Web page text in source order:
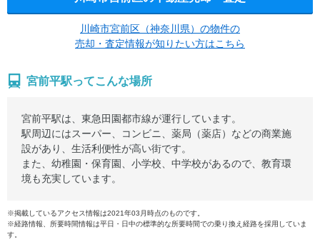
川崎市宮前区（神奈川県）の物件の
売却・査定情報が知りたい方はこちら
宮前平駅ってこんな場所
宮前平駅は、東急田園都市線が運行しています。
駅周辺にはスーパー、コンビニ、薬局（薬店）などの商業施
設があり、生活利便性が高い街です。
また、幼稚園・保育園、小学校、中学校があるので、教育環
境も充実しています。
※掲載しているアクセス情報は2021年03月時点のものです。
※経路情報、所要時間情報は平日・日中の標準的な所要時間での乗り換え経路を採用していま
す。